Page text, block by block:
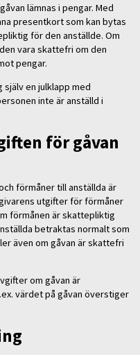
lämnas i pengar. Med
presentkort som kan bytas
för den anställde. Om
vara skattefri om den
pengar.
själv en julklapp med
inte är anställd i
för gåvan
förmåner till anställda är
utgifter för förmåner
förmånen är skattepliktig
betraktas normalt som
även om gåvan är skattefri
om gåvan är
värdet på gåvan överstiger